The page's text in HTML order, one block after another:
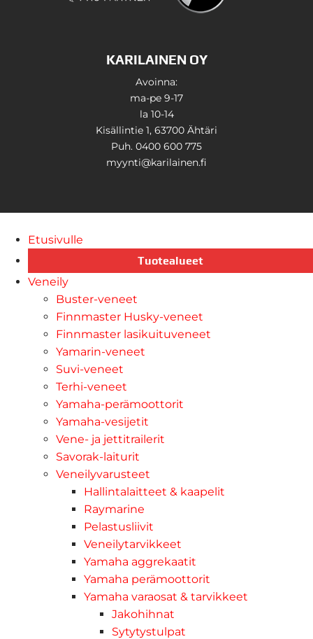
KARILAINEN OY
Avoinna:
ma-pe 9-17
la 10-14
Kisällintie 1, 63700 Ähtäri
Puh. 0400 600 775
myynti@karilainen.fi
Etusivulle
Tuotealueet
Veneily
Buster-veneet
Finnmaster Husky-veneet
Finnmaster lasikuituveneet
Yamarin-veneet
Suvi-veneet
Terhi-veneet
Yamaha-perämoottorit
Yamaha-vesijetit
Vene- ja jettitrailerit
Savorak-laiturit
Veneilyvarusteet
Hallintalaitteet & kaapelit
Raymarine
Pelastusliivit
Veneilytarvikkeet
Yamaha aggrekaatit
Yamaha perämoottorit
Yamaha varaosat & tarvikkeet
Jakohihnat
Sytytystulpat